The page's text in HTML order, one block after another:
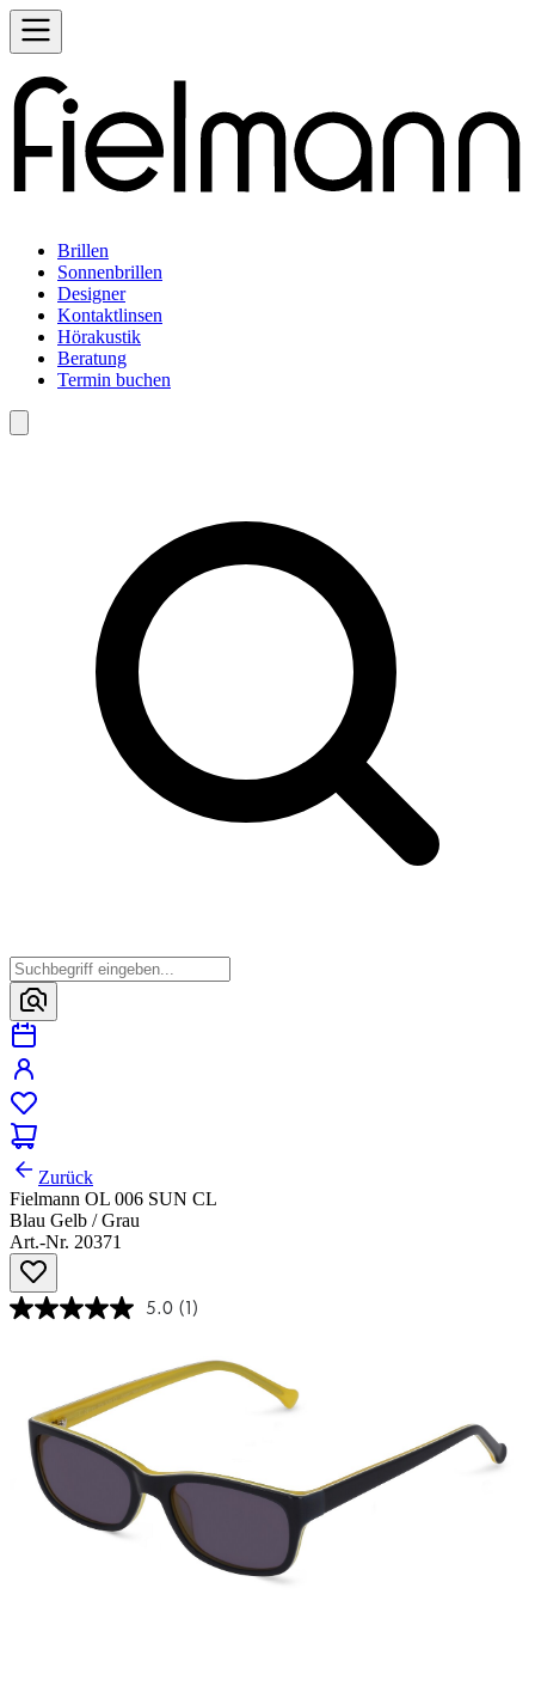
Brillen
Sonnenbrillen
Designer
Kontaktlinsen
Hörakustik
Beratung
Termin buchen
Zurück
Fielmann OL 006 SUN CL
Blau Gelb / Grau
Art.-Nr. 20371
5.0 (1)